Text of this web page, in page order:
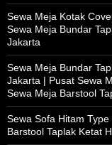
Sewa Meja Kotak
Sewa Meja Bundar
Jakarta
Sewa Meja Bundar
Jakarta | Pusat Sewa
Sewa Meja Barstool
Sewa Sofa Hitam
Barstool Taplak Ketat